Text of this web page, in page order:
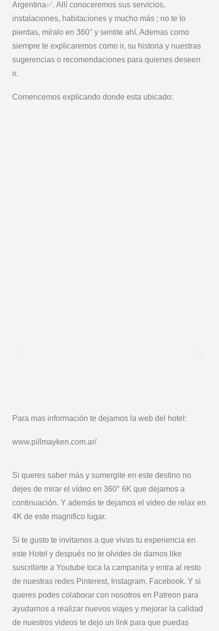
Argentina✅. Allí conoceremos sus servicios,
instalaciones, habitaciones y mucho más ; no te lo
pierdas, míralo en 360° y sentite ahí. Ademas como
siempre te explicaremos como ir, su historia y nuestras
sugerencias o recomendaciones para quienes deseen
ir.
Comencemos explicando donde esta ubicado:
Para mas información te dejamos la web del hotel:
www.pillmayken.com.ar/
Si queres saber más y sumergite en este destino no
dejes de mirar el vídeo en 360° 6K que dejamos a
continuación. Y además te dejamos el video de relax en
4K de este magnifico lugar.
Si te gusto te invitamos a que vivas tu experiencia en
este Hotel y después no te olvides de darnos like
suscribirte a Youtube toca la campanita y entra al resto
de nuestras redes Pinterest, Instagram, Facebook. Y si
queres podes colaborar con nosotros en Patreon para
ayudarnos a realizar nuevos viajes y mejorar la calidad
de nuestros videos te dejo un link para que puedas